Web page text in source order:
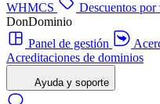
WHMCS
Descuentos por
DonDominio
Panel de gestión
Acreditaciones de dominios
Ayuda y soporte